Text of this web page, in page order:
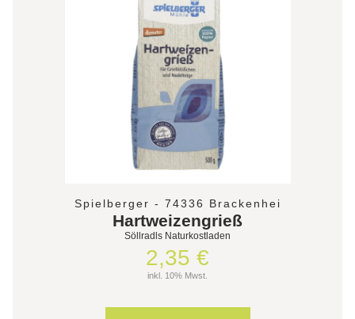
Spielberger - 74336 Brackenhei
Hartweizengrieß
Söllradls Naturkostladen
2,35 €
inkl. 10% Mwst.